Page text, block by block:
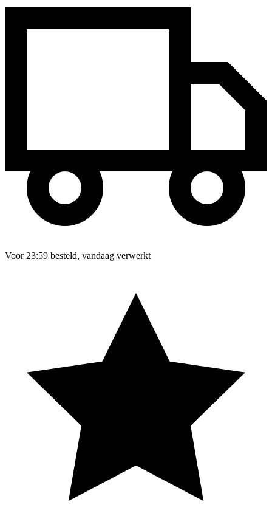
Voor 23:59 besteld, vandaag verwerkt